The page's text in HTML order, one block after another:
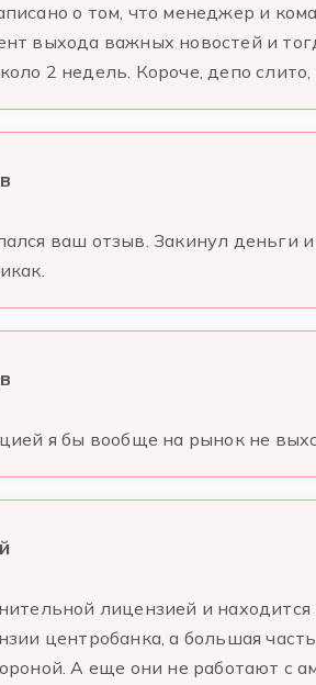
о том, что менеджер и
выхода важных новостей и
2 недель. Короче, депо
ваш отзыв. Закинул деньги
я бы вообще на рынок не
лицензией и
центробанка, а большая
А еще они не работают с